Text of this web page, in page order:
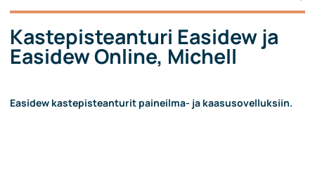
Kastepisteanturi Easidew ja
Easidew Online, Michell
Easidew kastepisteanturit paineilma- ja kaasusovelluksiin.